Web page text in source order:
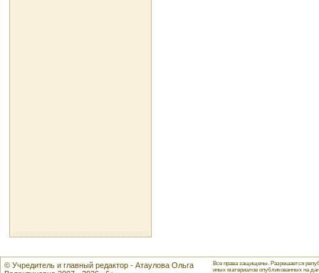
© Учредитель и главный редактор - Атаулова Ольга
Все права защищены. Разрешается
иных материалов опубликованных на